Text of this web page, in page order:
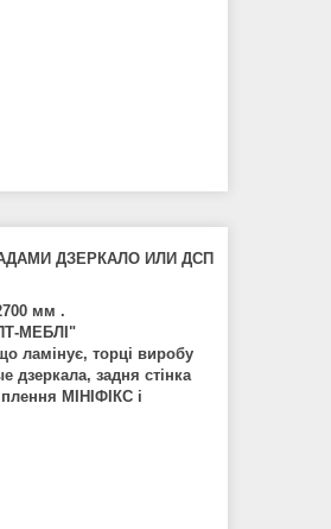
ДЗЕРКАЛО ИЛИ ДСП
мм .
МЕБЛІ"
ламінує, торці виробу
задня стінка
МІНІФІКС і